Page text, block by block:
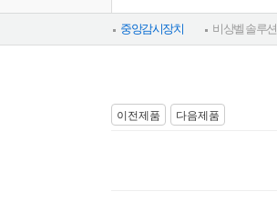
중앙감시장치 비상벨 솔루션
이전제품 다음제품